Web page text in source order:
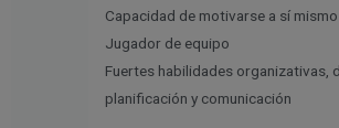
Capacidad de motivarse a sí mismo
Jugador de equipo
Fuertes habilidades organizativas,
planificación y comunicación